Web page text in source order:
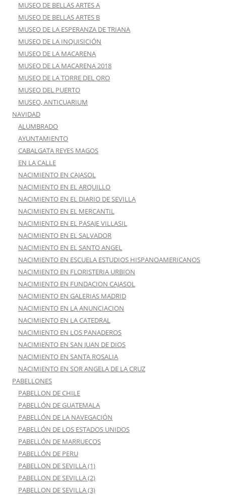
MUSEO DE BELLAS ARTES A
MUSEO DE BELLAS ARTES B
MUSEO DE LA ESPERANZA DE TRIANA
MUSEO DE LA INQUISICIÓN
MUSEO DE LA MACARENA
MUSEO DE LA MACARENA 2018
MUSEO DE LA TORRE DEL ORO
MUSEO DEL PUERTO
MUSEO, ANTICUARIUM
NAVIDAD
ALUMBRADO
AYUNTAMIENTO
CABALGATA REYES MAGOS
EN LA CALLE
NACIMIENTO EN CAJASOL
NACIMIENTO EN EL ARQUILLO
NACIMIENTO EN EL DIARIO DE SEVILLA
NACIMIENTO EN EL MERCANTIL
NACIMIENTO EN EL PASAJE VILLASIL
NACIMIENTO EN EL SALVADOR
NACIMIENTO EN EL SANTO ANGEL
NACIMIENTO EN ESCUELA ESTUDIOS HISPANOAMERICANOS
NACIMIENTO EN FLORISTERIA URBION
NACIMIENTO EN FUNDACION CAJASOL
NACIMIENTO EN GALERIAS MADRID
NACIMIENTO EN LA ANUNCIACION
NACIMIENTO EN LA CATEDRAL
NACIMIENTO EN LOS PANADEROS
NACIMIENTO EN SAN JUAN DE DIOS
NACIMIENTO EN SANTA ROSALIA
NACIMIENTO EN SOR ANGELA DE LA CRUZ
PABELLONES
PABELLON DE CHILE
PABELLÓN DE GUATEMALA
PABELLÓN DE LA NAVEGACIÓN
PABELLÓN DE LOS ESTADOS UNIDOS
PABELLÓN DE MARRUECOS
PABELLÓN DE PERU
PABELLON DE SEVILLA (1)
PABELLON DE SEVILLA (2)
PABELLON DE SEVILLA (3)